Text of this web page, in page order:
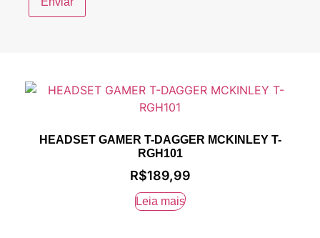
HEADSET GAMER T-DAGGER MCKINLEY T-
RGH101
R$189,99
Leia mais